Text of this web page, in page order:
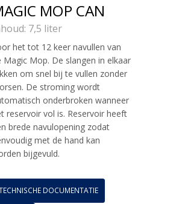
MOP CAN
7,5 liter
het tot 12 keer navullen van
Magic Mop. De slangen in elkaar
om snel bij te vullen zonder
De stroming wordt
onderbroken wanneer
reservoir vol is. Reservoir heeft
brede navulopening zodat
met de hand kan
bijgevuld.
DOCUMENTATIE